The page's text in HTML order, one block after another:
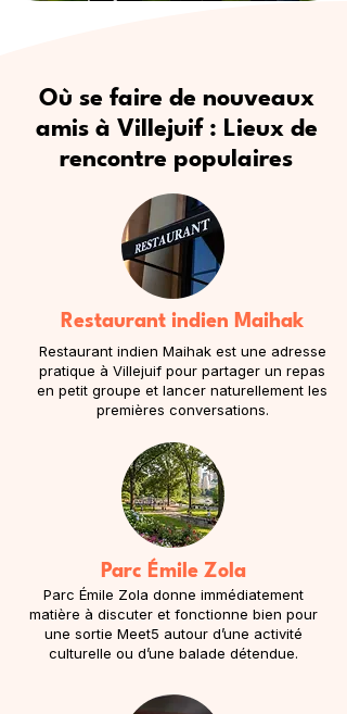
Où se faire de nouveaux
amis à Villejuif : Lieux de
rencontre populaires
Restaurant indien Maihak
Restaurant indien Maihak est une adresse
pratique à Villejuif pour partager un repas
en petit groupe et lancer naturellement les
premières conversations.
Parc Émile Zola
Parc Émile Zola donne immédiatement
matière à discuter et fonctionne bien pour
une sortie Meet5 autour d’une activité
culturelle ou d’une balade détendue.